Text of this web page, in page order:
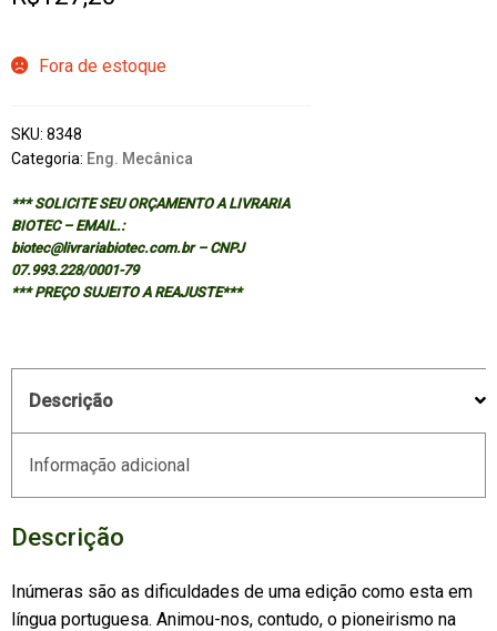
Fora de estoque
SKU: 8348
Categoria: Eng. Mecânica
*** SOLICITE SEU ORÇAMENTO A LIVRARIA
BIOTEC – EMAIL.:
biotec@livrariabiotec.com.br – CNPJ
07.993.228/0001-79
*** PREÇO SUJEITO A REAJUSTE***
Descrição
Informação adicional
Descrição
Inúmeras são as dificuldades de uma edição como esta em
língua portuguesa. Animou-nos, contudo, o pioneirismo na